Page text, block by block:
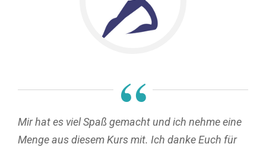
“
Mir hat es viel Spaß gemacht und ich nehme eine
Menge aus diesem Kurs mit. Ich danke Euch für